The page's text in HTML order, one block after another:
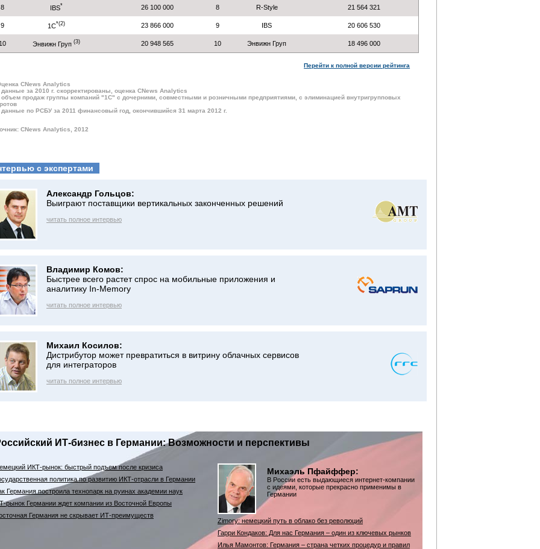
8 IBS* 26 100 000 8 R-Style 21 564 321
9 1С*(2) 23 866 000 9 IBS 20 606 530
10 Энвижн Груп (3) 20 948 565 10 Энвижн Груп 18 496 000
Перейти к полной версии рейтинга
CNews Analytics
данные за 2010 г. скорректированы, оценка CNews Analytics
объем продаж группы компаний "1С" c дочерними, совместными и розничными предприятиями, с элиминацией внутригрупповых
данные по РСБУ за 2011 финансовый год, окончившийся 31 марта 2012 г.
CNews Analytics, 2012
с экспертами
Александр Гольцов:
Выиграют поставщики вертикальных законченных решений
читать полное интервью
Владимир Комов:
Быстрее всего растет спрос на мобильные приложения и
аналитику In-Memory
читать полное интервью
Михаил Косилов:
Дистрибутор может превратиться в витрину облачных сервисов
для интеграторов
читать полное интервью
ИТ-бизнес в Германии: Возможности и перспективы
ИКТ-рынок: быстрый подъем после кризиса
политика по развитию ИКТ-отрасли в Германии
Германия построила технопарк на руинах академии наук
рынок Германии ждет компании из Восточной Европы
Германия не скрывает ИТ-преимуществ
Михаэль Пфайффер:
В России есть выдающиеся интернет-компании
с идеями, которые прекрасно применимы в
Германии
Zimory: немецкий путь в облако без революций
Гарри Кондаков: Для нас Германия – один из ключевых рынков
Илья Мамонтов: Германия – страна четких процедур и правил